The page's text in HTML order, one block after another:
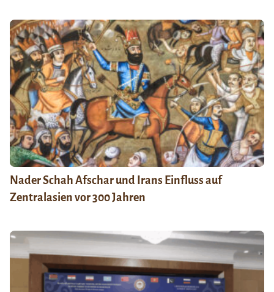
Nader Schah Afschar und Irans Einfluss auf
Zentralasien vor 300 Jahren